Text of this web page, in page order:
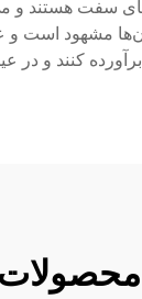
هستند و
مشهود است و
کنند و